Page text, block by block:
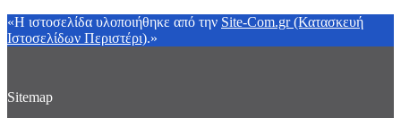
«Η ιστοσελίδα υλοποιήθηκε από την Site-Com.gr (Κατασκευή
Ιστοσελίδων Περιστέρι).»
Sitemap